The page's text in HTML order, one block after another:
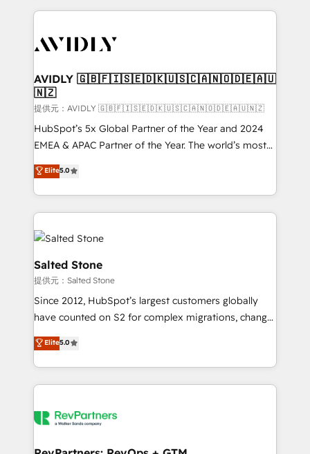
digital agency and an integrator. With over 115
CRM and webdesign (We focus on EMEA - USA
AVIDLY 🇬🇧🇫🇮🇸🇪🇩🇰🇺🇸🇨🇦🇳🇴🇩🇪🇦🇺
🇳🇿
提供元：AVIDLY 🇬🇧🇫🇮🇸🇪🇩🇰🇺🇸🇨🇦🇳🇴🇩🇪🇦🇺🇳🇿
HubSpot’s 5x Global Partner of the Year and 2024
EMEA & APAC Partner of the Year. The world’s most
experienced and fully accredited HubSpot Solutions
Partner. 🚀 With 2,750+ HubSpot projects delivered
and 370+ specialists across EMEA, APAC and NAM,
we de-risk complex CRM programmes and
accelerate ROI across every HubSpot Hub. 🧭 From
multi-region migrations to AI-powered automation,
we turn complexity into clarity, human at global
scale. 🏆 HubSpot’s CEO called us “the partner of the
future.” Others agree it is proof of trust built through
measurable impact.
Elite5.0
Salted Stone
提供元：Salted Stone
Since 2012, HubSpot’s largest customers globally
have counted on S2 for complex migrations, change
management, systems integration, and creative
solutions that deliver measurable impact and
transform brand experiences As one of the few full-
service creative agencies in the HubSpot
winning design to build scalable, globally
marketing campaigns, & RevOps frameworks that
Elite5.0